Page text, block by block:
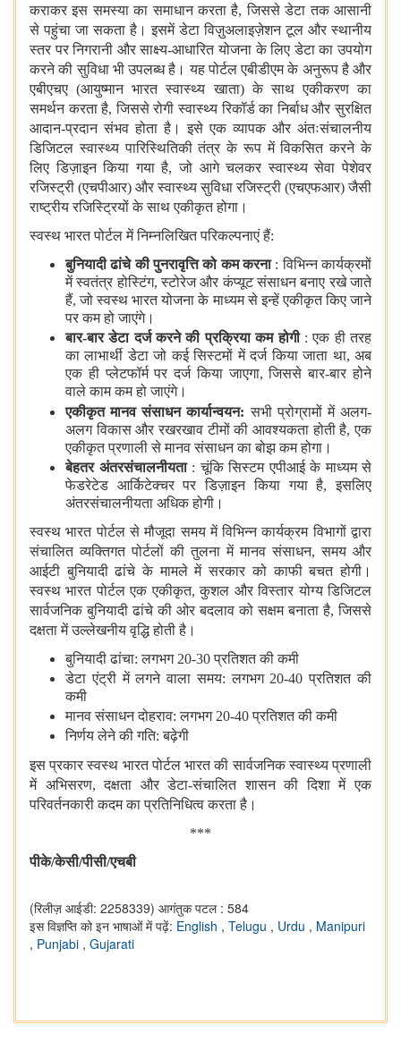
कराकर इस समस्या का समाधान करता है, जिससे डेटा तक आसानी
से पहुंचा जा सकता है। इसमें डेटा विज़ुअलाइज़ेशन टूल और स्थानीय
स्तर पर निगरानी और साक्ष्य-आधारित योजना के लिए डेटा का उपयोग
करने की सुविधा भी उपलब्ध है। यह पोर्टल एबीडीएम के अनुरूप है और
एबीएचए (आयुष्मान भारत स्वास्थ्य खाता) के साथ एकीकरण का
समर्थन करता है, जिससे रोगी स्वास्थ्य रिकॉर्ड का निर्बाध और सुरक्षित
आदान-प्रदान संभव होता है। इसे एक व्यापक और अंतःसंचालनीय
डिजिटल स्वास्थ्य पारिस्थितिकी तंत्र के रूप में विकसित करने के
लिए डिज़ाइन किया गया है, जो आगे चलकर स्वास्थ्य सेवा पेशेवर
रजिस्ट्री (एचपीआर) और स्वास्थ्य सुविधा रजिस्ट्री (एचएफआर) जैसी
राष्ट्रीय रजिस्ट्रियों के साथ एकीकृत होगा।
स्वस्थ भारत पोर्टल में निम्नलिखित परिकल्पनाएं हैं:
बुनियादी ढांचे की पुनरावृत्ति को कम करना: विभिन्न कार्यक्रमों
में स्वतंत्र होस्टिंग, स्टोरेज और कंप्यूट संसाधन बनाए रखे जाते
हैं, जो स्वस्थ भारत योजना के माध्यम से इन्हें एकीकृत किए जाने
पर कम हो जाएंगे।
बार-बार डेटा दर्ज करने की प्रक्रिया कम होगी: एक ही तरह
का लाभार्थी डेटा जो कई सिस्टमों में दर्ज किया जाता था, अब
एक ही प्लेटफॉर्म पर दर्ज किया जाएगा, जिससे बार-बार होने
वाले काम कम हो जाएंगे।
एकीकृत मानव संसाधन कार्यान्वयन: सभी प्रोग्रामों में अलग-
अलग विकास और रखरखाव टीमों की आवश्यकता होती है, एक
एकीकृत प्रणाली से मानव संसाधन का बोझ कम होगा।
बेहतर अंतरसंचालनीयता: चूंकि सिस्टम एपीआई के माध्यम से
फेडरेटेड आर्किटेक्चर पर डिज़ाइन किया गया है, इसलिए
अंतरसंचालनीयता अधिक होगी।
स्वस्थ भारत पोर्टल से मौजूदा समय में विभिन्न कार्यक्रम विभागों द्वारा
संचालित व्यक्तिगत पोर्टलों की तुलना में मानव संसाधन, समय और
आईटी बुनियादी ढांचे के मामले में सरकार को काफी बचत होगी।
स्वस्थ भारत पोर्टल एक एकीकृत, कुशल और विस्तार योग्य डिजिटल
सार्वजनिक बुनियादी ढांचे की ओर बदलाव को सक्षम बनाता है, जिससे
दक्षता में उल्लेखनीय वृद्धि होती है।
बुनियादी ढांचा: लगभग 20-30 प्रतिशत की कमी
डेटा एंट्री में लगने वाला समय: लगभग 20-40 प्रतिशत की
कमी
मानव संसाधन दोहराव: लगभग 20-40 प्रतिशत की कमी
निर्णय लेने की गति: बढ़ेगी
इस प्रकार स्वस्थ भारत पोर्टल भारत की सार्वजनिक स्वास्थ्य प्रणाली
में अभिसरण, दक्षता और डेटा-संचालित शासन की दिशा में एक
परिवर्तनकारी कदम का प्रतिनिधित्व करता है।
***
पीके/केसी/पीसी/एचबी
(रिलीज़ आईडी: 2258339) आगंतुक पटल : 584
इस विज्ञप्ति को इन भाषाओं में पढ़ें: English , Telugu , Urdu , Manipuri
, Punjabi , Gujarati